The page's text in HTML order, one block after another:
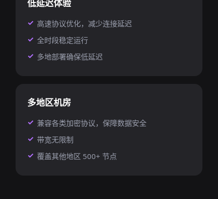
低延迟体验
高速协议优化，减少连接延迟
全时段稳定运行
多地部署确保低延迟
多地区机房
兼容各类加密协议，保障数据安全
带宽无限制
覆盖其他地区 500+ 节点